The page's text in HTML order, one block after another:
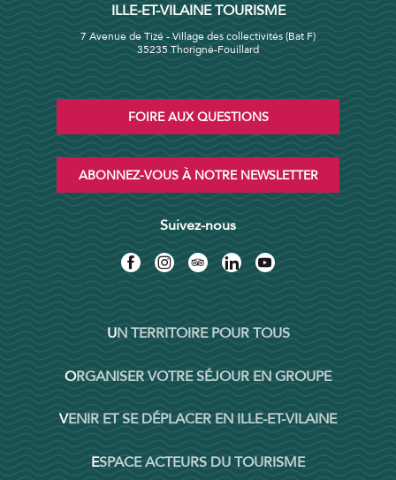
ILLE-ET-VILAINE TOURISME
7 Avenue de Tizé - Village des collectivités (Bat F)
35235 Thorigné-Fouillard
FOIRE AUX QUESTIONS
ABONNEZ-VOUS À NOTRE NEWSLETTER
Suivez-nous
UN TERRITOIRE POUR TOUS
ORGANISER VOTRE SÉJOUR EN GROUPE
VENIR ET SE DÉPLACER EN ILLE-ET-VILAINE
ESPACE ACTEURS DU TOURISME